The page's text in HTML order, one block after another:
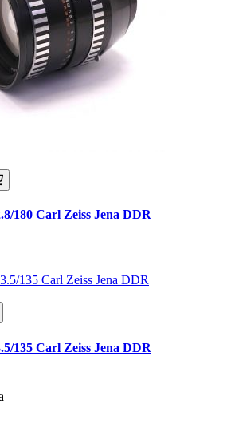
180 Carl Zeiss Jena DDR
135 Carl Zeiss Jena DDR